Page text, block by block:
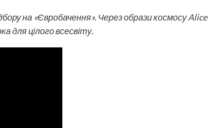
на «Євробачення». Через образи космосуAlice
для цілого всесвіту.